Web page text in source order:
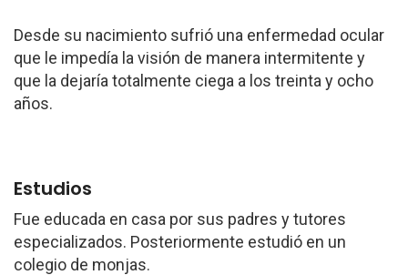
Desde su nacimiento sufrió una enfermedad ocular
que le impedía la visión de manera intermitente y
que la dejaría totalmente ciega a los treinta y ocho
años.
Estudios
Fue educada en casa por sus padres y tutores
especializados. Posteriormente estudió en un
colegio de monjas.